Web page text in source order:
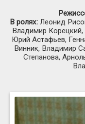
В ролях:Леонид
Владимир Корецкий,
Юрий Астафьев,
Винник, Владимир
Степанова,